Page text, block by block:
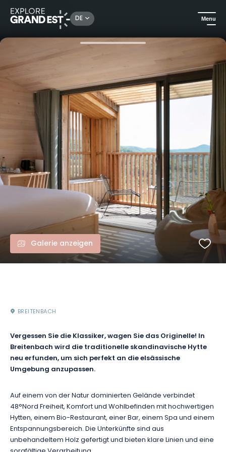
DE Menu
Sehenswertes in der Region Grand Est Außergewöhnliche Übernachtungen
Galerie anzeigen
BREITENBACH
Vergessen Sie die Klassiker, wagen Sie das Originelle! In
Breitenbach wird die traditionelle skandinavische Hytte
neu erfunden, um sich perfekt an die elsässische
Umgebung anzupassen.
Auf einem von der Natur dominierten Gelände verbindet
48°Nord Freiheit, Komfort und Wohlbefinden mit hochwertigen
Hytten, einem Bio-Restaurant, einer Bar, einem Spa und einem
Entspannungsbereich. Die Unterkünfte sind aus
unbehandeltem Holz gefertigt und bieten klare Linien und eine